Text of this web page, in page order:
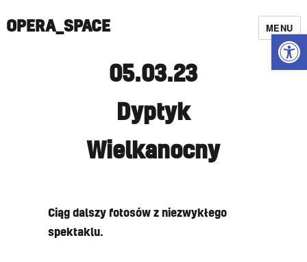
OPERA_SPACE MENU
05.03.23
Dyptyk
Wielkanocny
Ciąg dalszy fotosów z niezwykłego
spektaklu.